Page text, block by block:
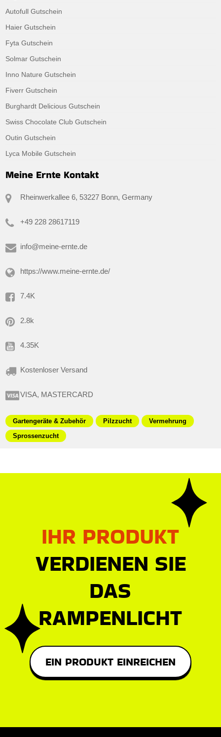
Autofull Gutschein
Haier Gutschein
Fyta Gutschein
Solmar Gutschein
Inno Nature Gutschein
Fiverr Gutschein
Burghardt Delicious Gutschein
Swiss Chocolate Club Gutschein
Outin Gutschein
Lyca Mobile Gutschein
Meine Ernte Kontakt
Rheinwerkallee 6, 53227 Bonn, Germany
+49 228 28617119
info@meine-ernte.de
https://www.meine-ernte.de/
7.4K
2.8k
4.35K
Kostenloser Versand
VISA, MASTERCARD
Gartengeräte & Zubehör Pilzzucht
Vermehrung
Sprossenzucht
IHR PRODUKT
VERDIENEN SIE
DAS
RAMPENLICHT
EIN PRODUKT EINREICHEN